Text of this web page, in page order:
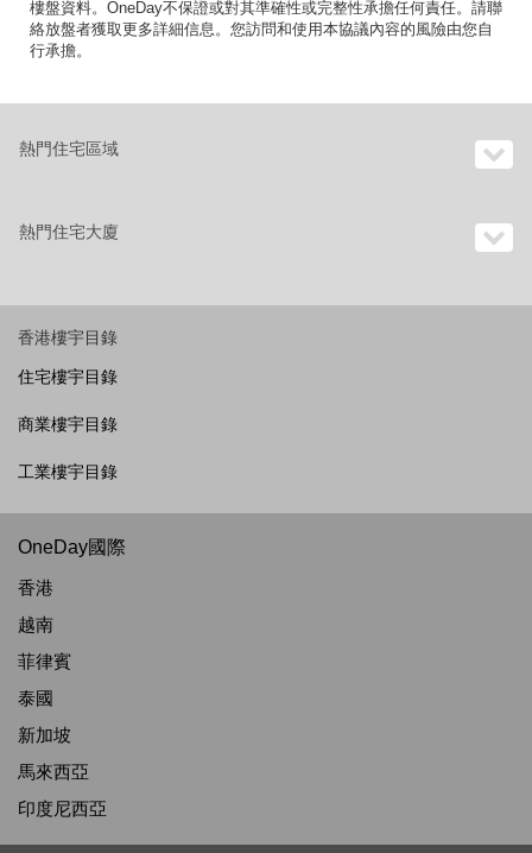
樓盤資料。OneDay不保證或對其準確性或完整性承擔任何責任。請聯
絡放盤者獲取更多詳細信息。您訪問和使用本協議內容的風險由您自
行承擔。
熱門住宅區域
熱門住宅大廈
香港樓宇目錄
住宅樓宇目錄
商業樓宇目錄
工業樓宇目錄
OneDay國際
香港
越南
菲律賓
泰國
新加坡
馬來西亞
印度尼西亞